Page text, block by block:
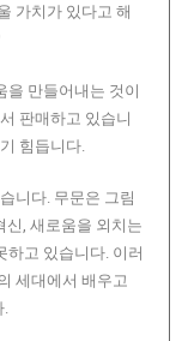
가치가 있다고 해
을 만들어내는 것이
판매하고 있습니
힘듭니다.
니다. 무문은 그림
신, 새로움을 외치는
하고 있습니다. 이러
세대에서 배우고
.